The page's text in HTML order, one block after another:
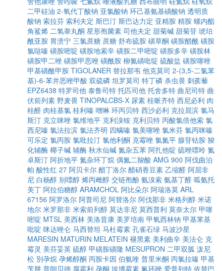
二甲硅油 2-氧代丁酸钠 亚氯酸钠 环己基氨基磺酸钠 透明质
酸钠 索拉芬 索利夫定 斯巴汀 斯巴达力定 亚精胺 精胺 螺内酯
角鲨烯 二氢睾丸酮 星形孢菌素 司他夫定 甜菊碱 甜菊苷 琥珀
酰亚胺 胃溃宁 三氯蔗糖 蔗糖 舒布硫胺 磺草酮 磺胺醋酰 磺胺
氯哒嗪 磺胺嘧啶 磺胺地索辛 磺胺二甲嘧啶 磺胺多辛 磺胺林
磺胺甲二唑 磺胺甲恶唑 磺酰胺 柳氮磺吡啶 硫酸盐 磺胺噻唑
甲基磺酰甲胺 TIGOLANER 替拉那韦 他克莫司 2-(3,5-二氯苯
基)-6-苯并恶唑甲酸 双硫磷 坦罗莫司 特丁磷 杀虫畏 刺蒺藜
EPZ6438 特罗司他 泰鲁司特 托匹司他 托舍多特 曲尼司特 曲
伏前列素 野麦畏 TINOPALCBS-X 尿素 桂哌齐特 西尼必利 肉
桂醛 肉桂基氯 桂利嗪 噌啉 环丙贝特 西沙必利 克拉屈滨 氯马
斯汀 克立咪唑 氯维地平 克利溴铵 克利贝特 丙酸氯倍他索 氯
西尼嗪 氯法拉滨 氯法齐明 四螨嗪 氯美噻唑 氯米芬 氯丙咪嗪
可乐定 氯丙胺 氯吡拉汀 氯他利酮 克霉唑 氯氮平 腺苷钴胺 羧
化辅酶 椰子碱 辅酶 秋水仙碱 氮杂五苯 阿扎他啶 硫唑嘌呤 氮
卓斯汀 阿折地平 氮杂环丁烷 偶氮二羧酸 AMG 900 阿伐曲泊
帕 酸性红 27 阿贝卡尔 醋丁洛尔 醋硝香豆素 乙缩醛 阿屈非
尼 白杨醇 别嘌醇 烯丙雌醇 交链孢酚 氨溴索 氨基丁醛 呱氨托
美丁 阿拉伯糖醇 ARAMCHOL 阿比朵尔 阿瑞洛莫 ARL
67156 阿罗洛尔 阿普司尼 阿替洛尔 阿伐那非 米格列醇 米诺
地尔 米罗那非 米索前列醇 莫达非尼 莫西普利 莫奈太尔 甲噻
嘧啶 MTSL 美西林 美洛昔康 美罗培南 甲氧西林钠 甲基苯基
吡啶 咪达唑仑 马西替坦 马杜霉素 孔雀石绿 马波沙星
MARESIN MATURIN MELATEIN 褪黑素 美利曲辛 美法仑 克
霉灵 美芬妥英 硫醇 甲磺胺磺隆 MESUPRON 二甲双胍 泼尼
松 別孕烷 孕烯醇酮 丙胺卡因 伯氨喹 普里米酮 丙氯拉嗪 甲基
苄肼 普朗贝德 腐霉利 孕酮 埃博霉素 氟环唑 爱普列特 依替巴